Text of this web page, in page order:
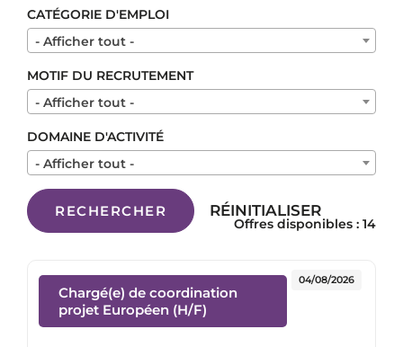
CATÉGORIE D'EMPLOI
- Afficher tout -
MOTIF DU RECRUTEMENT
- Afficher tout -
DOMAINE D'ACTIVITÉ
- Afficher tout -
RECHERCHER RÉINITIALISER
Offres disponibles : 14
Chargé(e) de coordination
projet Européen (H/F)
04/08/2026